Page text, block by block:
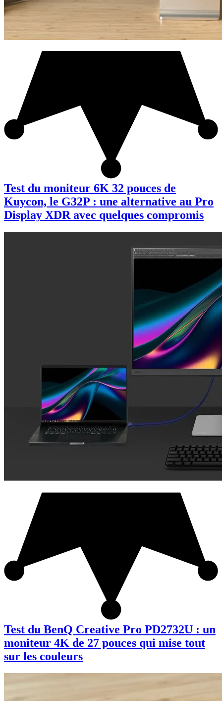
Test du moniteur 6K 32 pouces de
Kuycon, le G32P : une alternative au Pro
Display XDR avec quelques compromis
Test du BenQ Creative Pro PD2732U : un
moniteur 4K de 27 pouces qui mise tout
sur les couleurs